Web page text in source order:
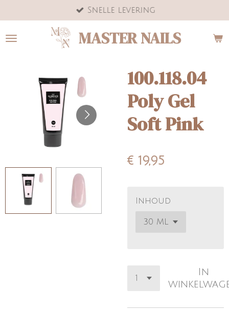
direct
naar
MASTER NAILS
Snelle levering
100.118.04
Poly Gel
Soft Pink
€ 19,95
Inhoud
In